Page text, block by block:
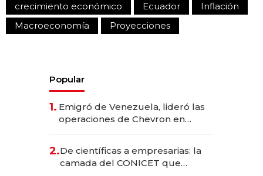
crecimiento económico Ecuador
Inflación
Macroeconomía
Proyecciones
Popular
1. Emigró de Venezuela, lideró las
operaciones de Chevron en
2.De científicas a empresarias: la
camada del CONICET que